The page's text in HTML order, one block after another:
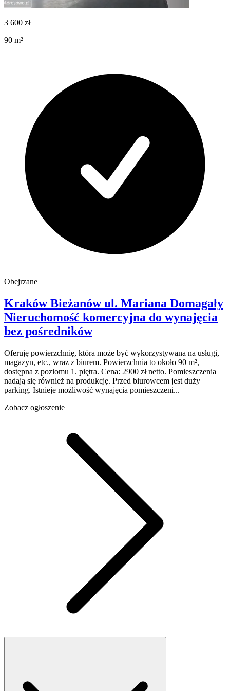
3 600 zł
90 m²
Obejrzane
Kraków Bieżanów ul. Mariana Domagały
Nieruchomość komercyjna do wynajęcia
bez pośredników
Oferuję powierzchnię, która może być wykorzystywana na usługi,
magazyn, etc., wraz z biurem. Powierzchnia to około 90 m²,
dostępna z poziomu 1. piętra. Cena: 2900 zł netto. Pomieszczenia
nadają się również na produkcję. Przed biurowcem jest duży
parking. Istnieje możliwość wynajęcia pomieszczeni...
Zobacz ogłoszenie